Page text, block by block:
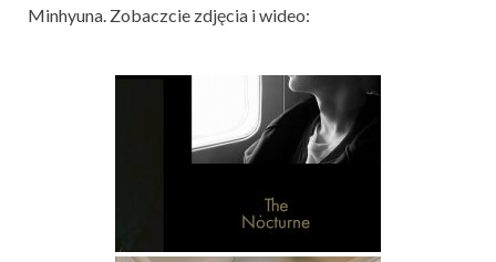
Minhyuna. Zobaczcie zdjęcia i wideo: